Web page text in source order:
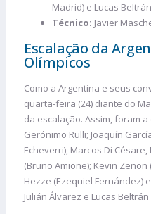
Madrid) e Lucas
Técnico: Javier
Escalação da
Olímpicos
Como a Argentina e seus
quarta-feira (24) diante do
da escalação. Assim, foram
Gerónimo Rulli; Joaquín
Echeverri), Marcos Di
(Bruno Amione); Kevin
Hezze (Ezequiel Fernández)
Julián Álvarez e Lucas